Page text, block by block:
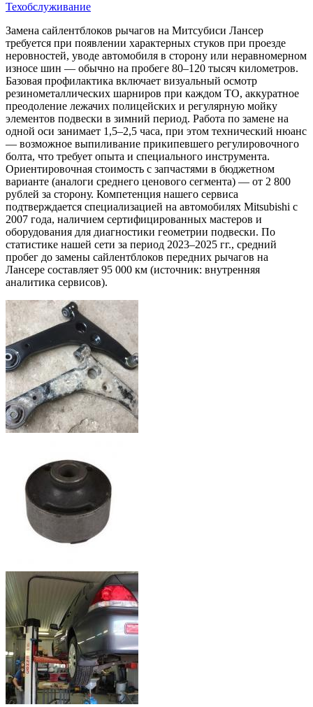
Техобслуживание
Замена сайлентблоков рычагов на Митсубиси Лансер
требуется при появлении характерных стуков при проезде
неровностей, уводе автомобиля в сторону или неравномерном
износе шин — обычно на пробеге 80–120 тысяч километров.
Базовая профилактика включает визуальный осмотр
резинометаллических шарниров при каждом ТО, аккуратное
преодоление лежачих полицейских и регулярную мойку
элементов подвески в зимний период. Работа по замене на
одной оси занимает 1,5–2,5 часа, при этом технический нюанс
— возможное выпиливание прикипевшего регулировочного
болта, что требует опыта и специального инструмента.
Ориентировочная стоимость с запчастями в бюджетном
варианте (аналоги среднего ценового сегмента) — от 2 800
рублей за сторону. Компетенция нашего сервиса
подтверждается специализацией на автомобилях Mitsubishi с
2007 года, наличием сертифицированных мастеров и
оборудования для диагностики геометрии подвески. По
статистике нашей сети за период 2023–2025 гг., средний
пробег до замены сайлентблоков передних рычагов на
Лансере составляет 95 000 км (источник: внутренняя
аналитика сервисов).